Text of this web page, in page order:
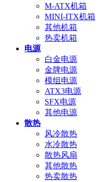
M-ATX机箱
MINI-ITX机箱
其他机箱
热卖机箱
电源
白金电源
金牌电源
模组电源
ATX3电源
SFX电源
其他电源
散热
风冷散热
水冷散热
散热风扇
其他散热
热卖散热